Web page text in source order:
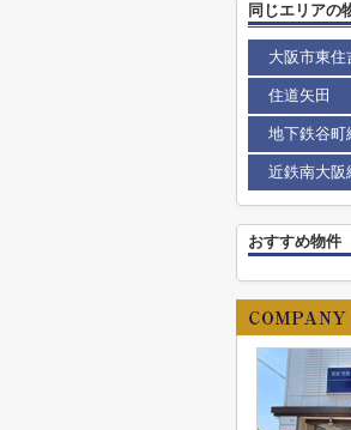
同じエリアの
大阪市東住
住道矢田
地下鉄谷町
近鉄南大阪
おすすめ物件